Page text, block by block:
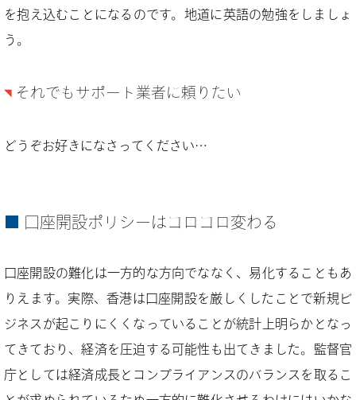
を抱え込むことになるのです。地道に英語の勉強をしましょ
う。
それでもサポート業者に頼りたい
どうぞお好きになさってください…
口座開設ポリシーはコロコロ変わる
口座開設の難化は一方的な方向でななく、易化することもあ
りえます。実際、香港は口座開設を厳しくしたことで新規ビ
ジネスが起こりにくくなっていることが統計上明らかとなっ
てきており、経済を圧迫する可能性も出てきました。監督官
庁としては経済成長とコンプライアンスのバランスを取るこ